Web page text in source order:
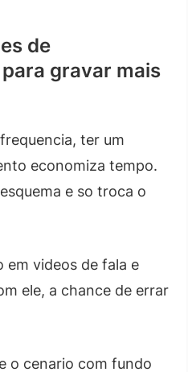
de
gravar mais
ter um
economiza tempo.
e so troca o
em videos de fala e
ele, a chance de errar
o cenario com fundo